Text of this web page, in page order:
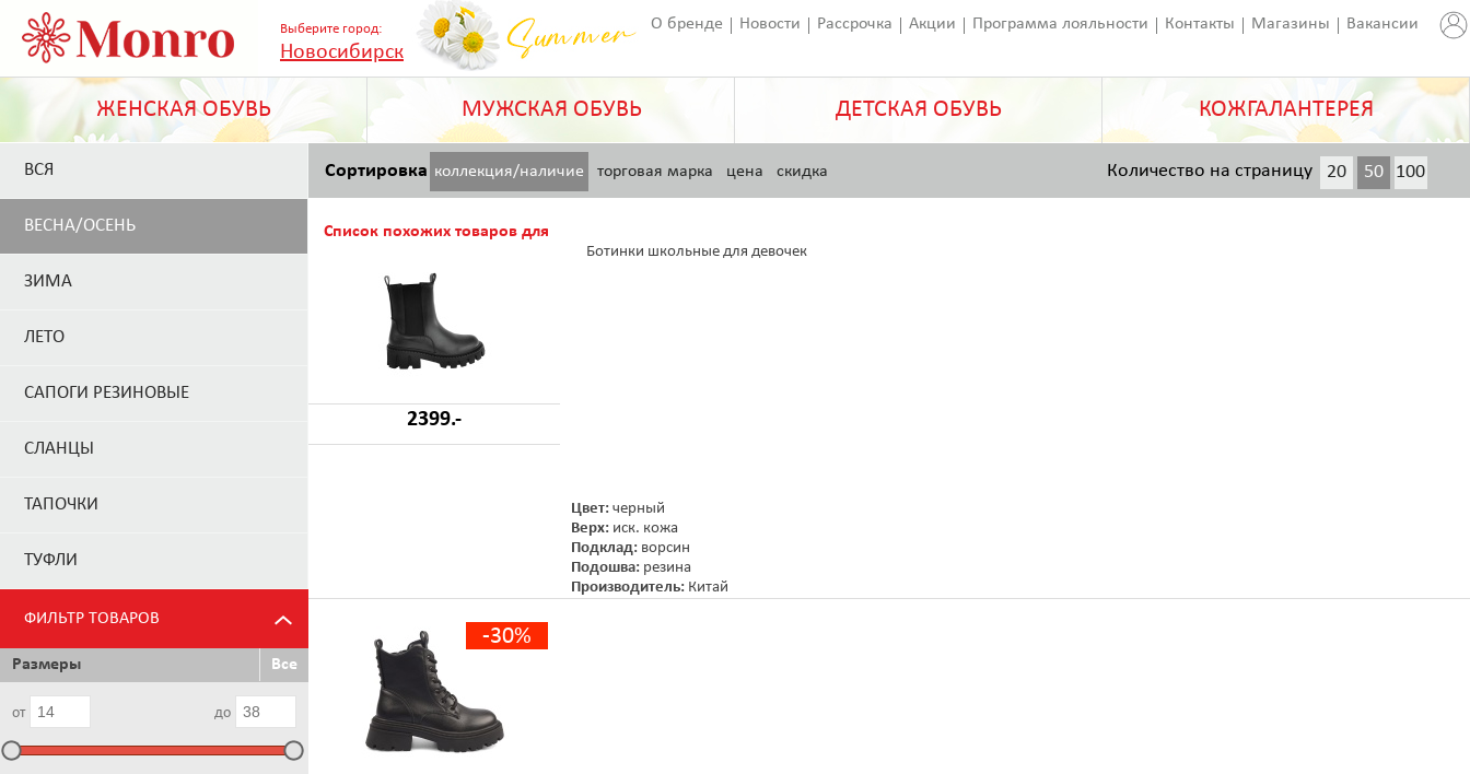
Выберите город:
Новосибирск
О бренде Новости Рассрочка Акции Программа лояльности Контакты Магазины Вакансии
ЖЕНСКАЯ ОБУВЬ МУЖСКАЯ ОБУВЬ ДЕТСКАЯ ОБУВЬ КОЖГАЛАНТЕРЕЯ
ВСЯ
ВЕСНА/ОСЕНЬ
ЗИМА
ЛЕТО
САПОГИ РЕЗИНОВЫЕ
СЛАНЦЫ
ТАПОЧКИ
ТУФЛИ
ФИЛЬТР ТОВАРОВ
Размеры Все
от до
Сортировка коллекция/наличие торговая марка цена скидка 20 50 100
Количество на страницу
Список похожих товаров для
2399.-
Ботинки школьные для девочек
Цвет: черный
Верх: иск. кожа
Подклад: ворсин
Подошва: резина
Производитель: Китай
-30%